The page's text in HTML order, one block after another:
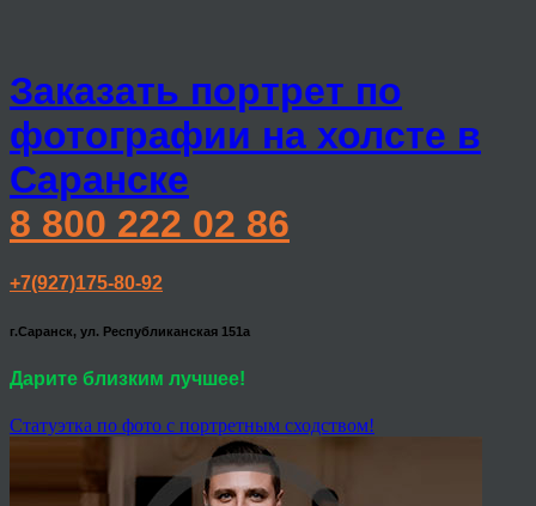
Заказать портрет по
фотографии на холсте в
Саранске
8 800 222 02 86
+7(927)175-80-92
г.Саранск, ул. Республиканская 151а
Дарите близким лучшее!
Статуэтка по фото с портретным сходством!